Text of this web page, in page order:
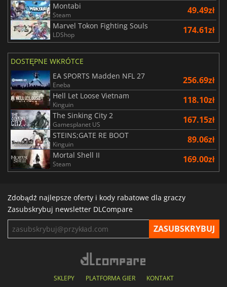
Montabi
Steam 49.49zł
Marvel Tokon Fighting Souls
LDShop 174.61zł
DOSTĘPNE WKRÓTCE
EA SPORTS Madden NFL 27
Eneba 256.69zł
Hell Let Loose Vietnam
Kinguin 118.10zł
The Sinking City 2
Gamesplanet US 167.15zł
STEINS;GATE RE BOOT
Kinguin 89.06zł
Mortal Shell II
Steam 169.00zł
Zdobądź najlepsze oferty i kody rabatowe dla graczy
Zasubskrybuj newsletter DLCompare
SKLEPY PLATFORMA GIER KONTAKT